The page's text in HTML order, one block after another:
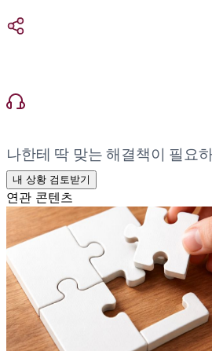
나한테 딱 맞는 해결책이 필요
내 상황 검토받기
연관 콘텐츠